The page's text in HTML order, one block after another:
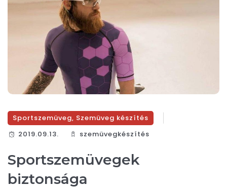
Sportszemüveg, Szemüveg készítés
2019.09.13.
szemüvegkészítés
Sportszemüvegek
biztonsága